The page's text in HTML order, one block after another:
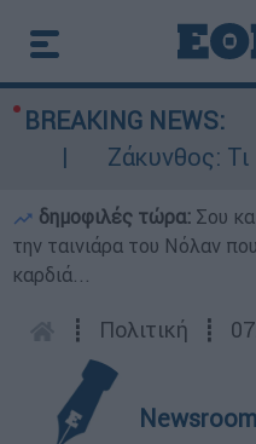
BREAKING NEWS:
Ζάκυνθος: Τι
δημοφιλές τώρα: Σου
την ταινιάρα του Νόλαν
καρδιά...
┋ Πολιτική ┋
Newsroom